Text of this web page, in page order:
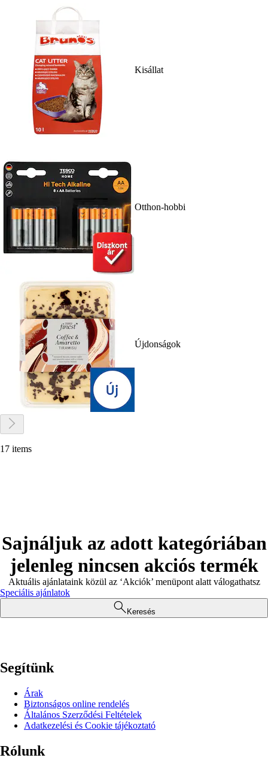
Kisállat
Otthon-hobbi
Újdonságok
17 items
Sajnáljuk az adott kategóriában
jelenleg nincsen akciós termék
Aktuális ajánlataink közül az ‘Akciók’ menüpont alatt válogathatsz
Speciális ajánlatok
Keresés
Segítünk
Árak
Biztonságos online rendelés
Általános Szerződési Feltételek
Adatkezelési és Cookie tájékoztató
Rólunk